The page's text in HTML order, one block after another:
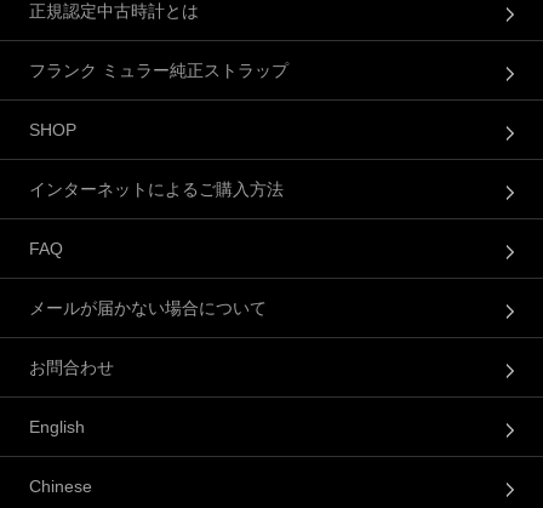
正規認定中古時計とは
フランク ミュラー純正ストラップ
SHOP
インターネットによるご購入方法
FAQ
メールが届かない場合について
お問合わせ
English
Chinese